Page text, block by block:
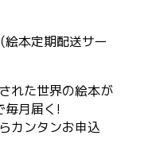
本定期配送サー
れた世界の絵本が
月届く!
カンタンお申込